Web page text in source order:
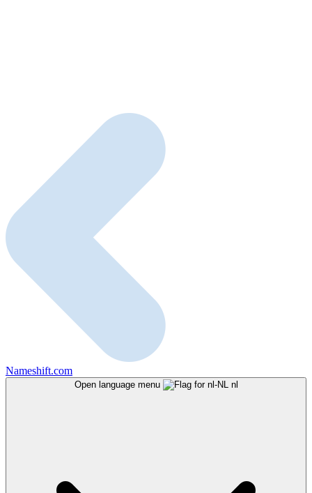
Nameshift.com
Open language menu nl